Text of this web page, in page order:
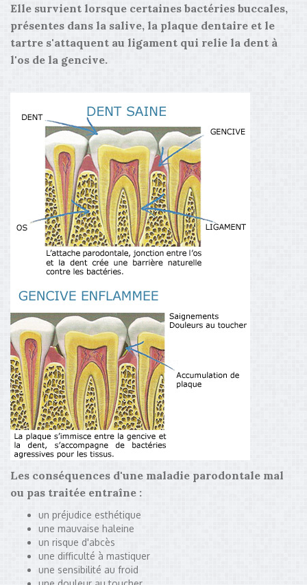
Elle survient lorsque certaines bactéries buccales,
présentes dans la salive, la plaque dentaire et le
tartre s'attaquent au ligament qui relie la dent à
l'os de la gencive.
Les conséquences d'une maladie parodontale mal
ou pas traitée entraîne :
un préjudice esthétique
une mauvaise haleine
un risque d'abcès
une difficulté à mastiquer
une sensibilité au froid